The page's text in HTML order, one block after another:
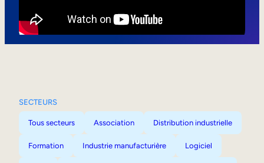
SECTEURS
Tous secteurs Association Distribution industrielle
Formation Industrie manufacturière Logiciel